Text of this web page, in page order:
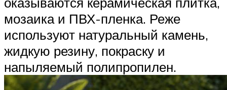
мозаика и ПВХ-пленка. Реже
используют натуральный камень,
жидкую резину, покраску и
напыляемый полипропилен.